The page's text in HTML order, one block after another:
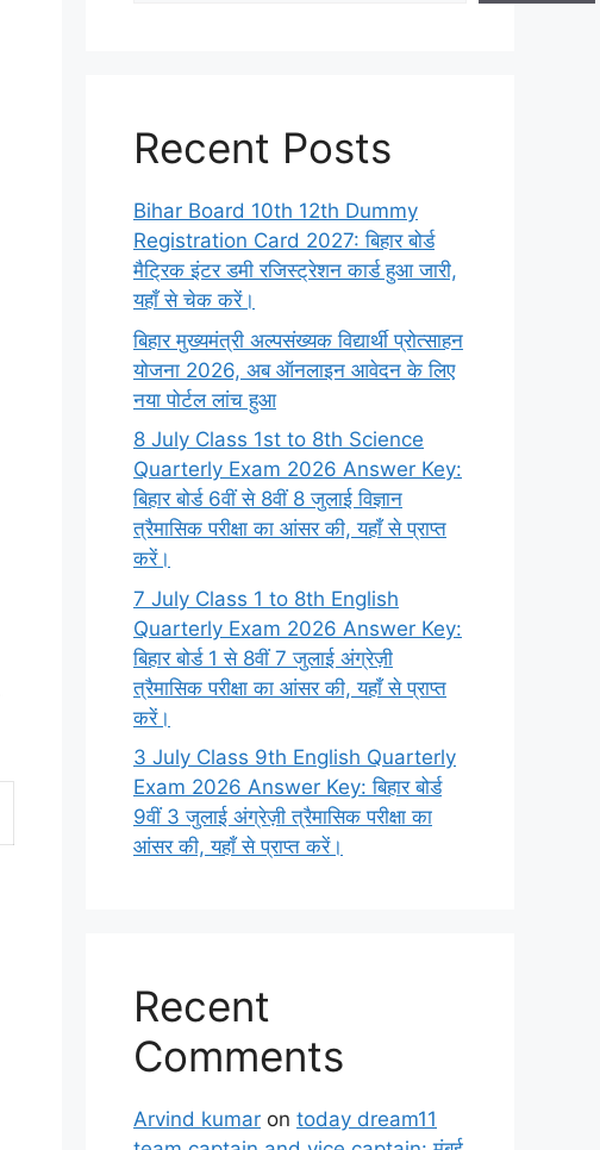
Recent Posts
Bihar Board 10th 12th Dummy
Registration Card 2027: बिहार बोर्ड
मैट्रिक इंटर डमी रजिस्ट्रेशन कार्ड हुआ जारी,
यहाँ से चेक करें।
बिहार मुख्यमंत्री अल्पसंख्यक विद्यार्थी प्रोत्साहन
योजना 2026, अब ऑनलाइन आवेदन के लिए
नया पोर्टल लांच हुआ
8 July Class 1st to 8th Science
Quarterly Exam 2026 Answer Key:
बिहार बोर्ड 6वीं से 8वीं 8 जुलाई विज्ञान
त्रैमासिक परीक्षा का आंसर की, यहाँ से प्राप्त
करें।
7 July Class 1 to 8th English
Quarterly Exam 2026 Answer Key:
बिहार बोर्ड 1 से 8वीं 7 जुलाई अंग्रेज़ी
त्रैमासिक परीक्षा का आंसर की, यहाँ से प्राप्त
करें।
3 July Class 9th English Quarterly
Exam 2026 Answer Key: बिहार बोर्ड
9वीं 3 जुलाई अंग्रेज़ी त्रैमासिक परीक्षा का
आंसर की, यहाँ से प्राप्त करें।
Recent
Comments
Arvind kumar on today dream11